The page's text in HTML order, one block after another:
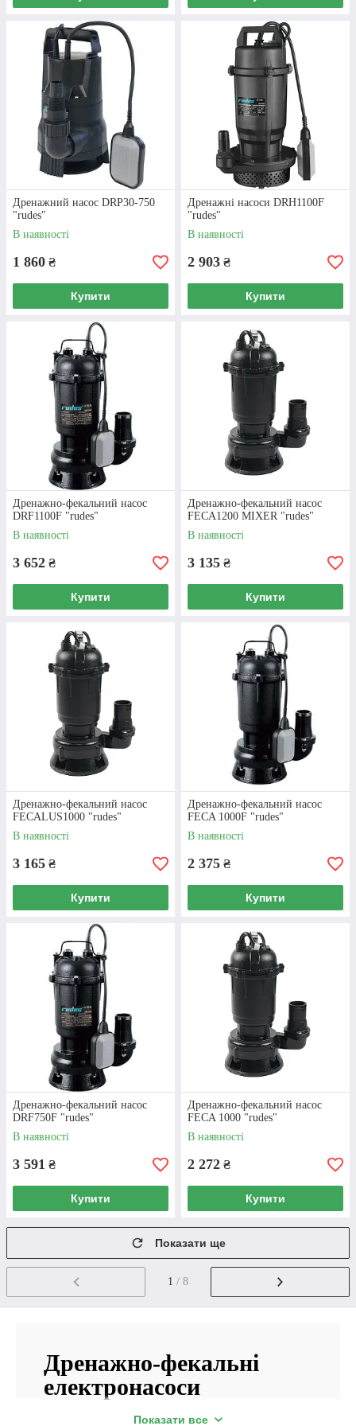
Дренажний насос DRP30-750
"rudes"
В наявності
1 860 ₴
Купити
Дренажні насоси DRH1100F
"rudes"
В наявності
2 903 ₴
Купити
Дренажно-фекальний насос
DRF1100F "rudes"
В наявності
3 652 ₴
Купити
Дренажно-фекальний насос
FECA1200 MIXER "rudes"
В наявності
3 135 ₴
Купити
Дренажно-фекальний насос
FECALUS1000 "rudes"
В наявності
3 165 ₴
Купити
Дренажно-фекальний насос
FECA 1000F "rudes"
В наявності
2 375 ₴
Купити
Дренажно-фекальний насос
DRF750F "rudes"
В наявності
3 591 ₴
Купити
Дренажно-фекальний насос
FECA 1000 "rudes"
В наявності
2 272 ₴
Купити
Показати ще
1 / 8
Дренажно-фекальні
електронасоси
Показати все